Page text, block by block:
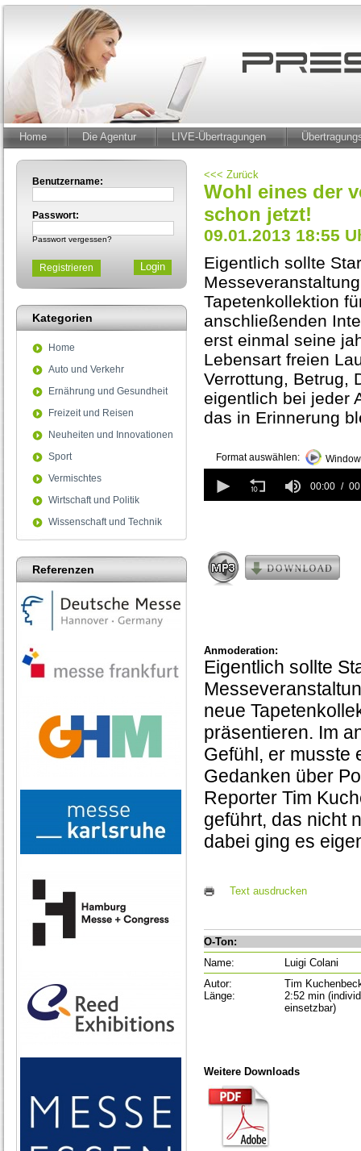
Home Die Agentur LIVE-Übertragungen
Benutzername:
Passwort:
Passwort vergessen?
Registrieren
Kategorien
Home
Auto und Verkehr
Ernährung und Gesundheit
Freizeit und Reisen
Neuheiten und Innovationen
Sport
Vermischtes
Wirtschaft und Politik
Wissenschaft und Technik
Referenzen
<<< Zurück
Wohl eines der
schon jetzt!
09.01.2013 18:55
Eigentlich sollte
Tapetenkollektion
anschließenden
erst einmal seine
Lebensart freien
Verrottung, Betrug,
eigentlich bei jeder
das in Erinnerung
Format auswählen:
seconds
of
00:00
Anmoderation:
Eigentlich sollte
neue
präsentieren. Im
Gefühl, er musste
Gedanken über
Reporter Tim
geführt, das nicht
dabei ging es
Text ausdrucken
O-Ton:
Name:
Luigi Colani
Autor:
Tim
Länge:
2:52 min
einsetzbar)
Weitere Downloads